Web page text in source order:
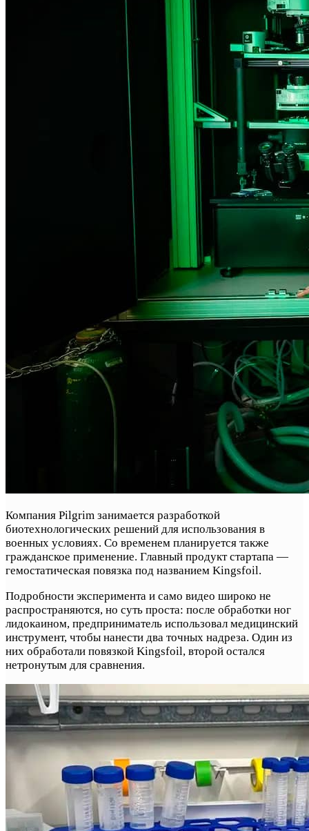
Компания Pilgrim занимается разработкой
биотехнологических решений для использования в
военных условиях. Со временем планируется также
гражданское применение. Главный продукт стартапа —
гемостатическая повязка под названием Kingsfoil.
Подробности эксперимента и само видео широко не
распространяются, но суть проста: после обработки ног
лидокаином, предприниматель использовал медицинский
инструмент, чтобы нанести два точных надреза. Один из
них обработали повязкой Kingsfoil, второй остался
нетронутым для сравнения.